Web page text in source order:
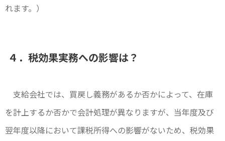
れます。）
４．税効果実務への影響は？
支給会社では、買戻し義務があるか否かによって、在庫
を計上するか否かで会計処理が異なりますが、当年度及び
翌年度以降において課税所得への影響がないため、税効果